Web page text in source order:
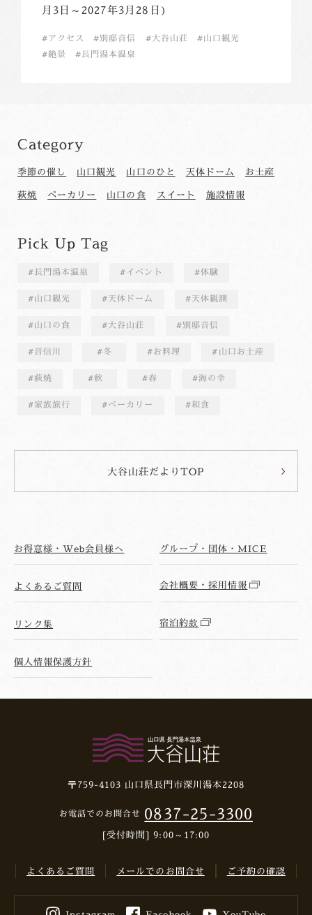
月3日～2027年3月28日)
アクセス 別邸音信 大谷山荘
山口観光
絶景
長門湯本温泉
Category
季節の催し 山口観光 山口のひと 天体ドーム
お土産
萩焼
ベーカリー 山口の食 スイート 施設情報
Pick Up Tag
長門湯本温泉 イベント 体験
山口観光 天体ドーム 天体観測
山口の食 大谷山荘 別邸音信
音信川 冬 お料理 山口お土産
萩焼 秋 春 海の幸
家族旅行 ベーカリー 和食
大谷山荘だよりTOP
お得意様・Web会員様へ グループ・団体・MICE
よくあるご質問 会社概要・採用情報
リンク集 宿泊約款
個人情報保護方針
〒759-4103 山口県長門市深川湯本2208
お電話でのお問合せ 0837-25-3300
[受付時間] 9:00～17:00
よくあるご質問 メールでのお問合せ ご予約の確認